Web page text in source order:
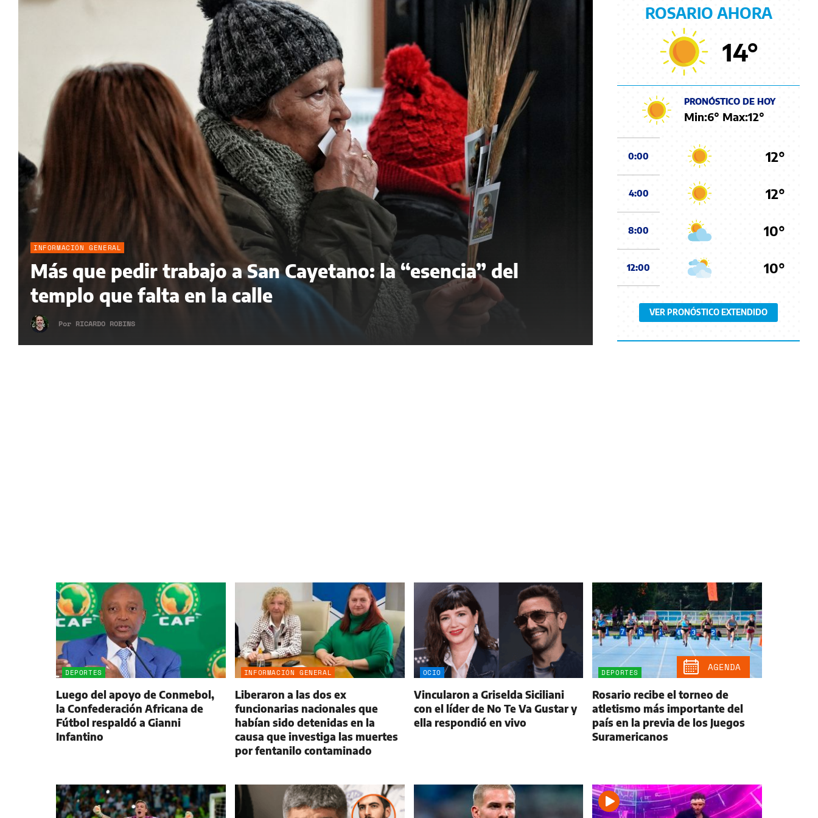
INFORMACIÓN GENERAL
Más que pedir trabajo a San Cayetano: la “esencia” del
templo que falta en la calle
Por RICARDO ROBINS
ROSARIO AHORA
14°
PRONÓSTICO DE HOY
Min:6° Max:12°
0:00 12°
4:00 12°
8:00 10°
12:00 10°
VER PRONÓSTICO EXTENDIDO
DEPORTES
Luego del apoyo de Conmebol,
la Confederación Africana de
Fútbol respaldó a Gianni
Infantino
INFORMACIÓN GENERAL
Liberaron a las dos ex
funcionarias nacionales que
habían sido detenidas en la
causa que investiga las muertes
por fentanilo contaminado
OCIO
Vincularon a Griselda Siciliani
con el líder de No Te Va Gustar y
ella respondió en vivo
DEPORTES AGENDA
Rosario recibe el torneo de
atletismo más importante del
país en la previa de los Juegos
Suramericanos